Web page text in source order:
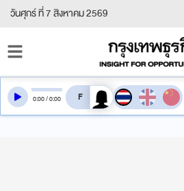
วันศุกร์ ที่ 7 สิงหาคม 2569
0:00/0:00 สลับเสียงอ่าน